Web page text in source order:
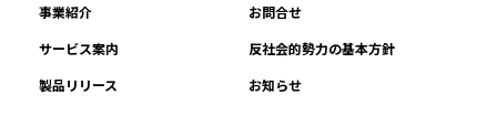
事業紹介
お問合せ
サービス案内
反社会的勢力の基本方針
製品リリース
お知らせ